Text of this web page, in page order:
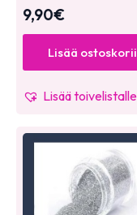
9,90€
Lisää
Lisää toivelistalle